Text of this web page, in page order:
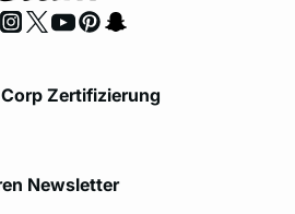
Zertifizierung
Newsletter